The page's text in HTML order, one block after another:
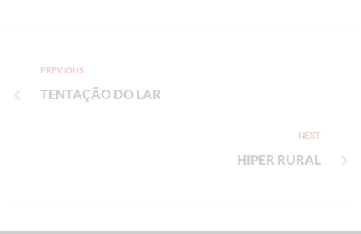
PREVIOUS
TENTAÇÃO DO LAR
NEXT
HIPER RURAL